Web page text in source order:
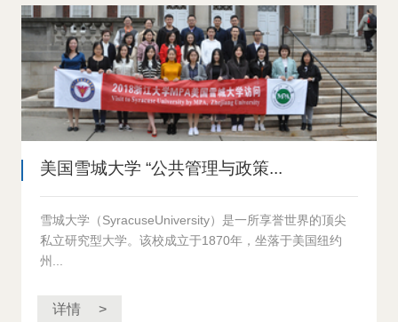
美国雪城大学 “公共管理与政策...
雪城大学（SyracuseUniversity）是一所享誉世界的顶尖
私立研究型大学。该校成立于1870年，坐落于美国纽约
州...
详情 >